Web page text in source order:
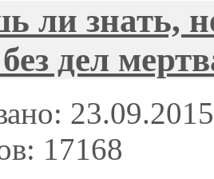
ли знать,
дел
17168